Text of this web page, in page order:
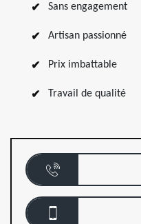
Sans engagement
Artisan passionné
Prix imbattable
Travail de qualité